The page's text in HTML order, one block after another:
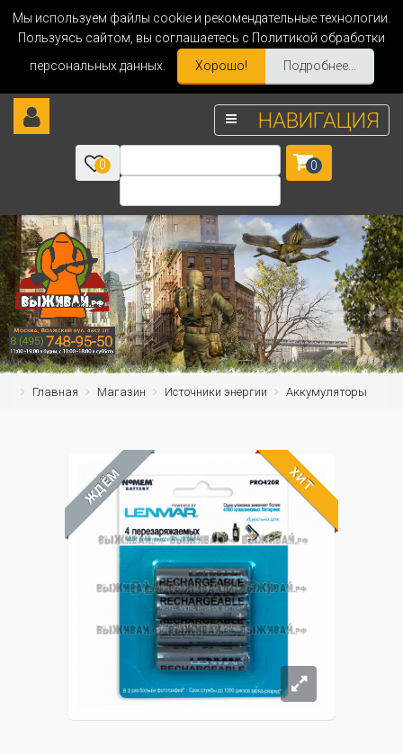
Мы используем файлы cookie и рекомендательные технологии.
Пользуясь сайтом, вы соглашаетесь с Политикой обработки
персональных данных.
Хорошо! Подробнее...
НАВИГАЦИЯ
0 0
Главная Магазин Источники энергии Аккумуляторы
ЖДЁМ ХИТ